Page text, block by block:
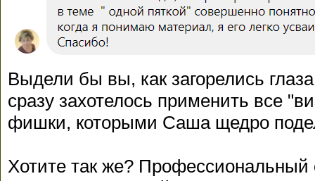
Выдели бы вы, как загорелись
сразу захотелось применить все
фишки, которыми Саша щедро
Хотите так же? Профессиональный